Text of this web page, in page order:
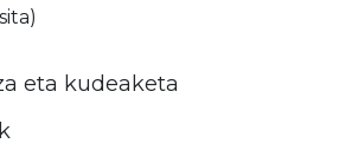
eta kudeaketa